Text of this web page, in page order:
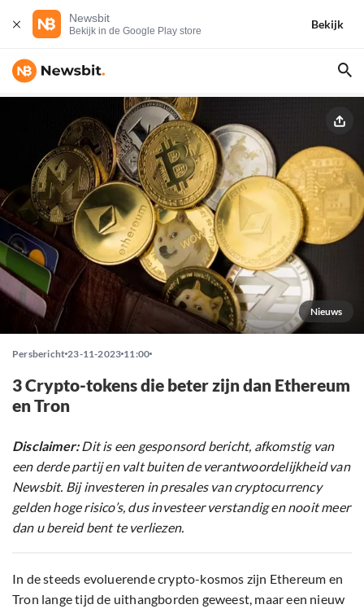
Newsbit
Bekijk in de Google Play store
Bekijk
Nieuws
Persbericht 23-11-2023 11:00
3 Crypto-tokens die beter zijn dan Ethereum
en Tron
Disclaimer:Dit is een gesponsord bericht, afkomstig van
een derde partij en valt buiten de verantwoordelijkheid van
Newsbit. Bij investeren in presales van cryptocurrency
gelden hoge risico’s, dus investeer verstandig en nooit meer
dan u bereid bent te verliezen.
In de steeds evoluerende crypto-kosmos zijn Ethereum en
Tron lange tijd de uithangborden geweest, maar een nieuw